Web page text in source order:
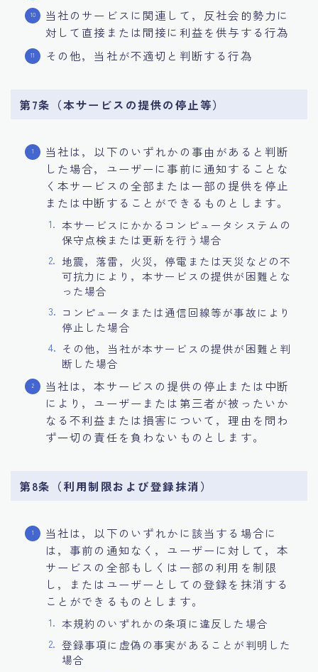
当社のサービスに関連して，反社会的勢力に
対して直接または間接に利益を供与する行為
その他，当社が不適切と判断する行為
第7条（本サービスの提供の停止等）
当社は，以下のいずれかの事由があると判断
した場合，ユーザーに事前に通知することな
く本サービスの全部または一部の提供を停止
または中断することができるものとします。
本サービスにかかるコンピュータシステムの
保守点検または更新を行う場合
地震，落雷，火災，停電または天災などの不
可抗力により，本サービスの提供が困難とな
った場合
コンピュータまたは通信回線等が事故により
停止した場合
その他，当社が本サービスの提供が困難と判
断した場合
当社は，本サービスの提供の停止または中断
により，ユーザーまたは第三者が被ったいか
なる不利益または損害について，理由を問わ
ず一切の責任を負わないものとします。
第8条（利用制限および登録抹消）
当社は，以下のいずれかに該当する場合に
は，事前の通知なく，ユーザーに対して，本
サービスの全部もしくは一部の利用を制限
し，またはユーザーとしての登録を抹消する
ことができるものとします。
本規約のいずれかの条項に違反した場合
登録事項に虚偽の事実があることが判明した
場合